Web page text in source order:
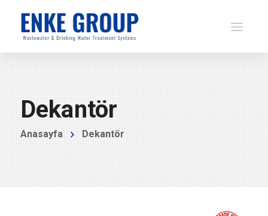
Dekantör
Anasayfa Dekantör